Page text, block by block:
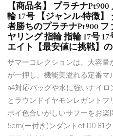
【商品名】 プラチナ
輪 17号 【ジャンル·特徴
者勝ちのプラチナPt900 フ
ヤリング 指輪 指輪 17号 17
エイト【最安値に挑戦】の
サマーコレクションは、大容量
が一押し。機能美溢れる定番マ
a4対応バッグや水に強いナイ
とラウンドイヤモンレガント
ポイ色合いがしいサフーをお楽
5cm(ー付き)ンダントct D0.81